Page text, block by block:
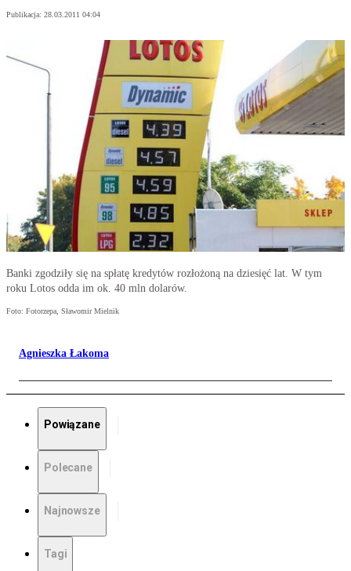
Publikacja: 28.03.2011 04:04
Banki zgodziły się na spłatę kredytów rozłożoną na dziesięć lat. W tym
roku Lotos odda im ok. 40 mln dolarów.
Foto: Fotorzepa, Sławomir Mielnik
Agnieszka Łakoma
Powiązane
Polecane
Najnowsze
Tagi